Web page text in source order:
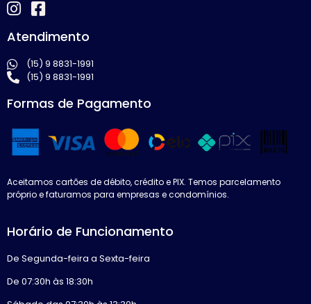
Atendimento
(15) 9 8831-1991
(15) 9 8831-1991
Formas de Pagamento
Aceitamos cartões de débito, crédito e PIX. Temos parcelamento
próprio e faturamos para empresas e condomínios.
Horário de Funcionamento
De Segunda-feira a Sexta-feira
De 07:30h às 18:30h